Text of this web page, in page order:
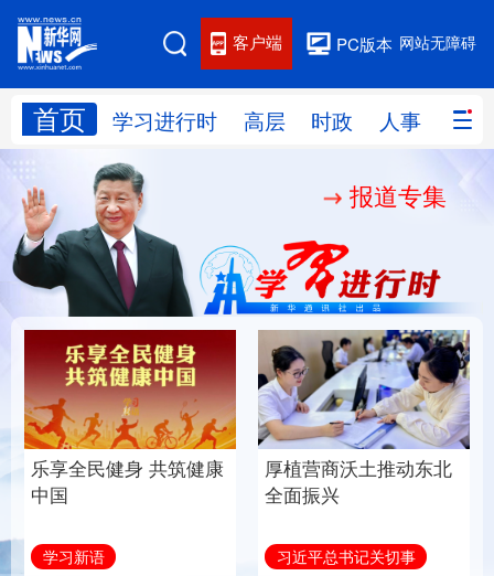
网站无障碍
PC版本
客户端
首页 学习进行时 高层 时政 人事 国际
网站地图
学习进行时 人事
国际 财经 网评
思客智库 全球连线 教育
科技 科创 量子 体育
文化 书画 健康 军事
访谈 视频 图片 政务
报道专集
“作为千年古都，要把传
统和现代有机融合在一
近镜头
奋进开新局 实干挑大梁
微视频